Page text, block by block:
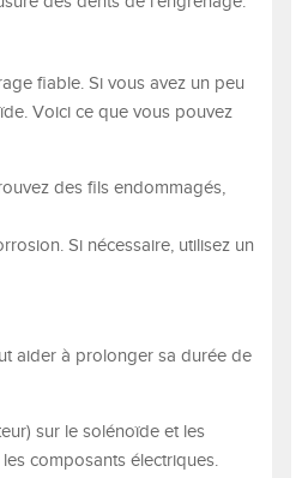
fiable. Si vous avez un peu
Voici ce que vous pouvez
des fils endommagés,
Si nécessaire, utilisez un
aider à prolonger sa durée de
sur le solénoïde et les
composants électriques.